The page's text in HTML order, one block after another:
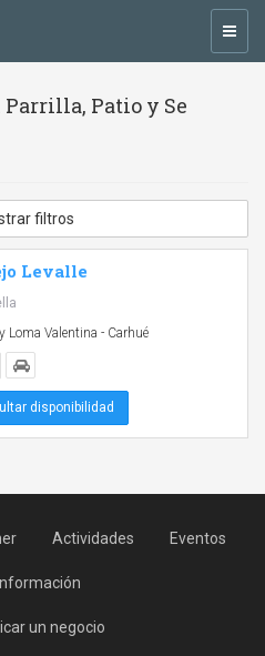
Parrilla, Patio y Se
filtros
Levalle
Loma Valentina - Carhué
disponibilidad
Actividades Eventos
Información
un negocio